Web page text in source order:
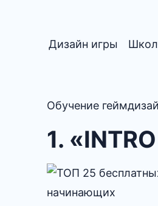
Дизайн игры
Обучение
1.